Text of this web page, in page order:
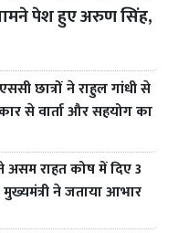
पेश हुए अरुण सिंह,
छात्रों ने राहुल गांधी से
से वार्ता और सहयोग का
असम राहत कोष में दिए 3
ने जताया आभार